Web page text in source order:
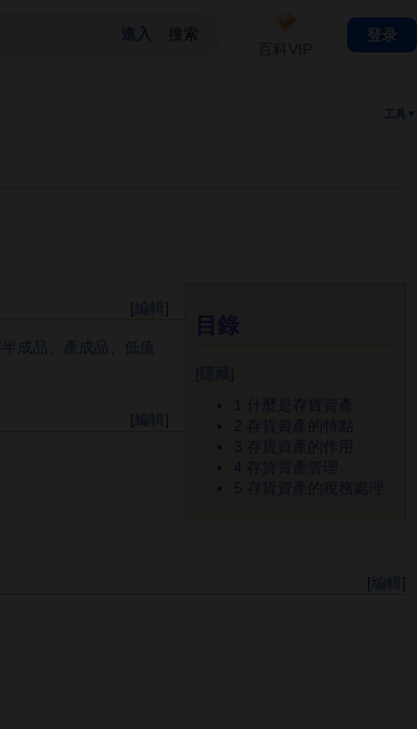
工具▼
1 什麼是存貨資產
2 存貨資產的特點
3 存貨資產的作用
4 存貨資產管理
5 存貨資產的稅務處理
[編輯
成品 產成品
低值
[編輯
[編輯
百科VIP
登录